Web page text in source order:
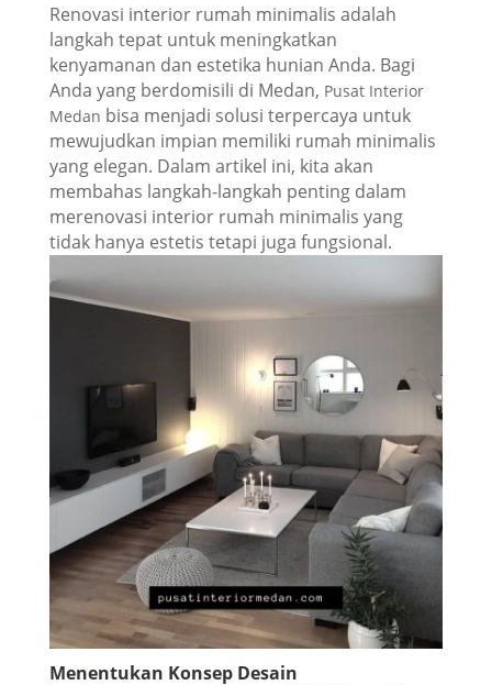
Renovasi interior rumah minimalis adalah
langkah tepat untuk meningkatkan
kenyamanan dan estetika hunian Anda. Bagi
Anda yang berdomisili di Medan, Pusat Interior
Medan bisa menjadi solusi terpercaya untuk
mewujudkan impian memiliki rumah minimalis
yang elegan. Dalam artikel ini, kita akan
membahas langkah-langkah penting dalam
merenovasi interior rumah minimalis yang
tidak hanya estetis tetapi juga fungsional.
Menentukan Konsep Desain